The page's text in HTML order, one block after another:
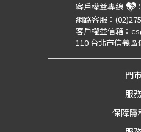
客戶權益專線 ：
網路客服：
客戶權益信箱：
110 台北市信義
門
服
保障隱